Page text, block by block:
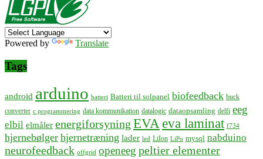
Powered by Translate
Tags
android arduino batteri Batteri til solpanel biofeedback buck
converter c programmering data kommunikation datalogic dataopsamling delfi eeg
elbil elmåler energiforsyning EVA eva laminat f734
hjernebølger hjernetræning lader led LiIon LiPo mysql nabduino
neurofeedback offgrid openeeg peltier elementer